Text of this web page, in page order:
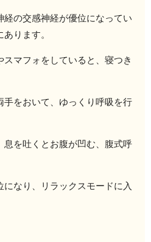
の交感神経が優位になってい
ります。
マフォをしていると、寝つき
手をおいて、ゆっくり呼吸を行
息を吐くとお腹が凹む、腹式呼
なり、リラックスモードに入